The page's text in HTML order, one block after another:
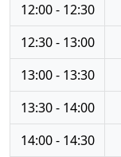
12:00 - 12:30
12:30 - 13:00
13:00 - 13:30
13:30 - 14:00
14:00 - 14:30